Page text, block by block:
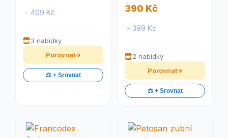
– 409 Kč
3 nabídky
Porovnat
⚖️ + Srovnat
390 Kč
– 399 Kč
2 nabídky
Porovnat
⚖️ + Srovnat